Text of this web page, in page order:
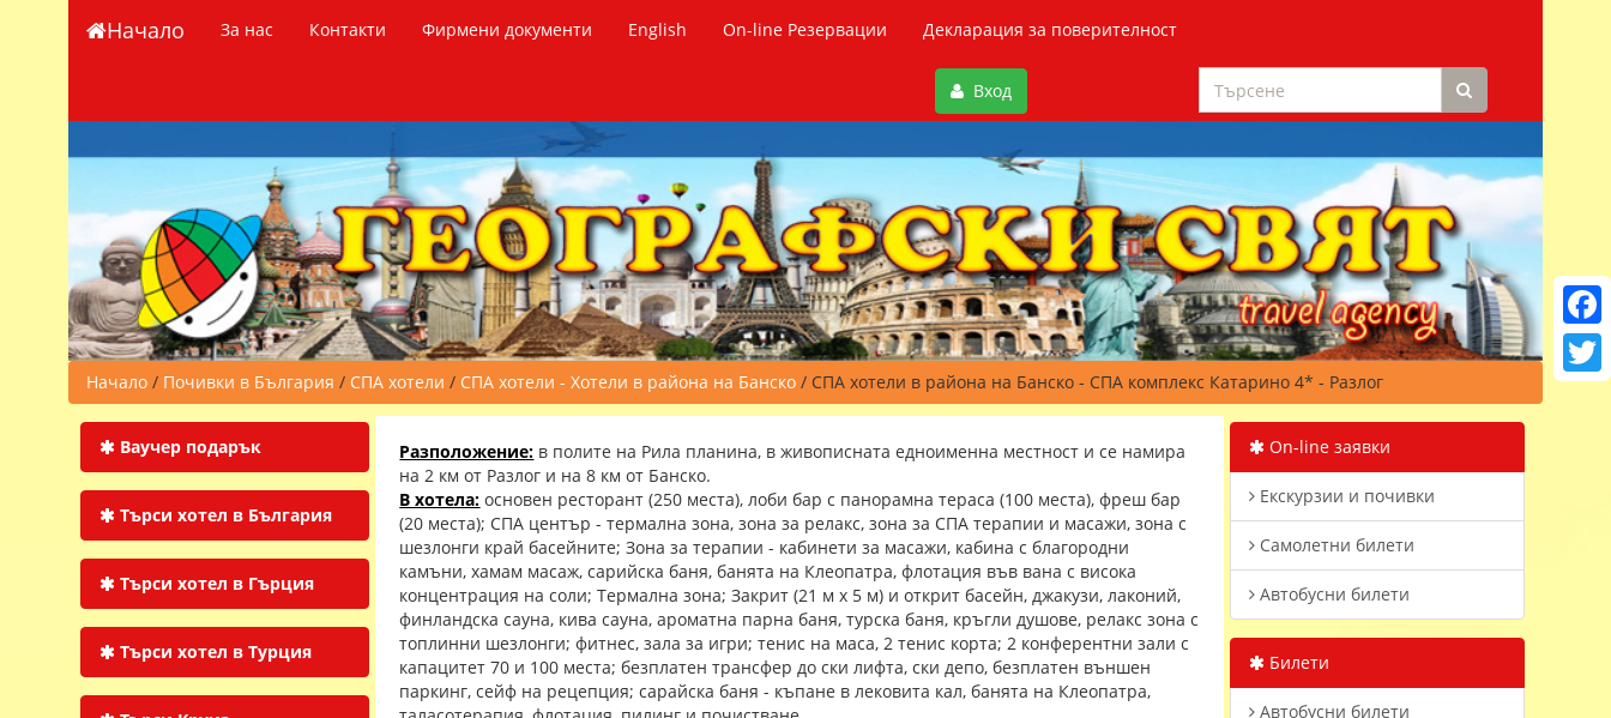
Начало За нас Контакти Фирмени документи English On-line Резервации Декларация за поверителност
Вход
Начало / Почивки в България / СПА хотели / СПА хотели - Хотели в района на Банско / СПА хотели в района на Банско - СПА комплекс Катарино 4* - Разлог
Ваучер подарък
Търси хотел в България
Търси хотел в Гърция
Търси хотел в Турция
Разположение: в полите на Рила планина, в живописната едноименна местност и се намира
на 2 км от Разлог и на 8 км от Банско.
В хотела: основен ресторант (250 места), лоби бар с панорамна тераса (100 места), фреш бар
(20 места); СПА център - термална зона, зона за релакс, зона за СПА терапии и масажи, зона с
шезлонги край басейните; Зона за терапии - кабинети за масажи, кабина с благородни
камъни, хамам масаж, сарийска баня, банята на Клеопатра, флотация във вана с висока
концентрация на соли; Термална зона; Закрит (21 м х 5 м) и открит басейн, джакузи, лаконий,
финландска сауна, кива сауна, ароматна парна баня, турска баня, кръгли душове, релакс зона с
топлинни шезлонги; фитнес, зала за игри; тенис на маса, 2 тенис корта; 2 конферентни зали с
капацитет 70 и 100 места; безплатен трансфер до ски лифта, ски депо, безплатен външен
паркинг, сейф на рецепция; сарайска баня - къпане в лековита кал, банята на Клеопатра,
On-line заявки
Екскурзии и почивки
Самолетни билети
Автобусни билети
Билети
Автобусни билети